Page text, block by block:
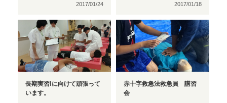
2017/01/24 2017/01/18
長期実習Ⅰに向けて頑張って
います。
赤十字救急法救急員 講習
会